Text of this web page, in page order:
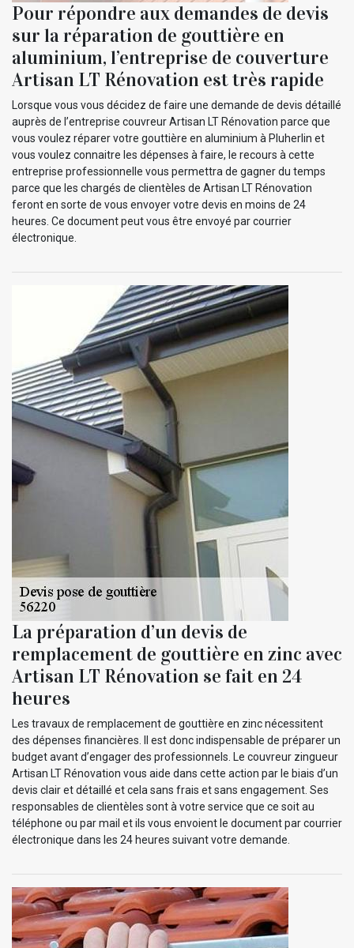
Pour répondre aux demandes de devis
sur la réparation de gouttière en
aluminium, l’entreprise de couverture
Artisan LT Rénovation est très rapide
Lorsque vous vous décidez de faire une demande de devis détaillé
auprès de l’entreprise couvreur Artisan LT Rénovation parce que
vous voulez réparer votre gouttière en aluminium à Pluherlin et
vous voulez connaitre les dépenses à faire, le recours à cette
entreprise professionnelle vous permettra de gagner du temps
parce que les chargés de clientèles de Artisan LT Rénovation
feront en sorte de vous envoyer votre devis en moins de 24
heures. Ce document peut vous être envoyé par courrier
électronique.
La préparation d’un devis de
remplacement de gouttière en zinc avec
Artisan LT Rénovation se fait en 24
heures
Les travaux de remplacement de gouttière en zinc nécessitent
des dépenses financières. Il est donc indispensable de préparer un
budget avant d’engager des professionnels. Le couvreur zingueur
Artisan LT Rénovation vous aide dans cette action par le biais d’un
devis clair et détaillé et cela sans frais et sans engagement. Ses
responsables de clientèles sont à votre service que ce soit au
téléphone ou par mail et ils vous envoient le document par courrier
électronique dans les 24 heures suivant votre demande.